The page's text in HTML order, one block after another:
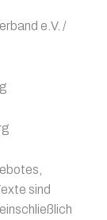
e.V. /
sind